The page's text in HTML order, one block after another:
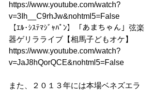
https://www.youtube.com/watch?
v=3Ih__C9rhJw&nohtml5=False
【ｴﾙ･ｼｽﾃﾏｼﾞｬﾊﾟﾝ】「あまちゃん」弦楽
器ゲリラライブ【相馬子どもオケ】
https://www.youtube.com/watch?
v=JaJ8hQorQCE&nohtml5=False
また、２０１３年には本場ベネズエラ